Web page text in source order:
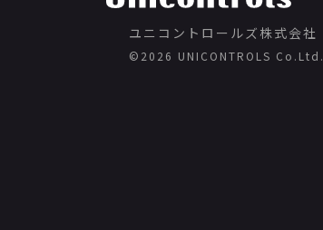
ユニコントロールズ株式会社
©️2026 UNICONTROLS Co.Ltd.